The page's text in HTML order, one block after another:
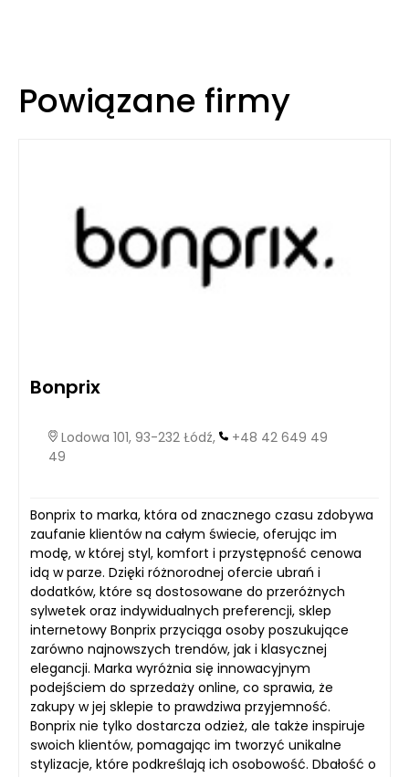
Powiązane firmy
Bonprix
Lodowa 101, 93-232 Łódź,
+48 42 649 49
49
Bonprix to marka, która od znacznego czasu zdobywa
zaufanie klientów na całym świecie, oferując im
modę, w której styl, komfort i przystępność cenowa
idą w parze. Dzięki różnorodnej ofercie ubrań i
dodatków, które są dostosowane do przeróżnych
sylwetek oraz indywidualnych preferencji, sklep
internetowy Bonprix przyciąga osoby poszukujące
zarówno najnowszych trendów, jak i klasycznej
elegancji. Marka wyróżnia się innowacyjnym
podejściem do sprzedaży online, co sprawia, że
zakupy w jej sklepie to prawdziwa przyjemność.
Bonprix nie tylko dostarcza odzież, ale także inspiruje
swoich klientów, pomagając im tworzyć unikalne
stylizacje, które podkreślają ich osobowość. Dbałość o